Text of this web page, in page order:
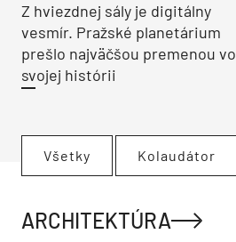
Z hviezdnej sály je digitálny
vesmír. Pražské planetárium
prešlo najväčšou premenou vo
svojej histórii
Všetky Kolaudátor
ARCHITEKTÚRA